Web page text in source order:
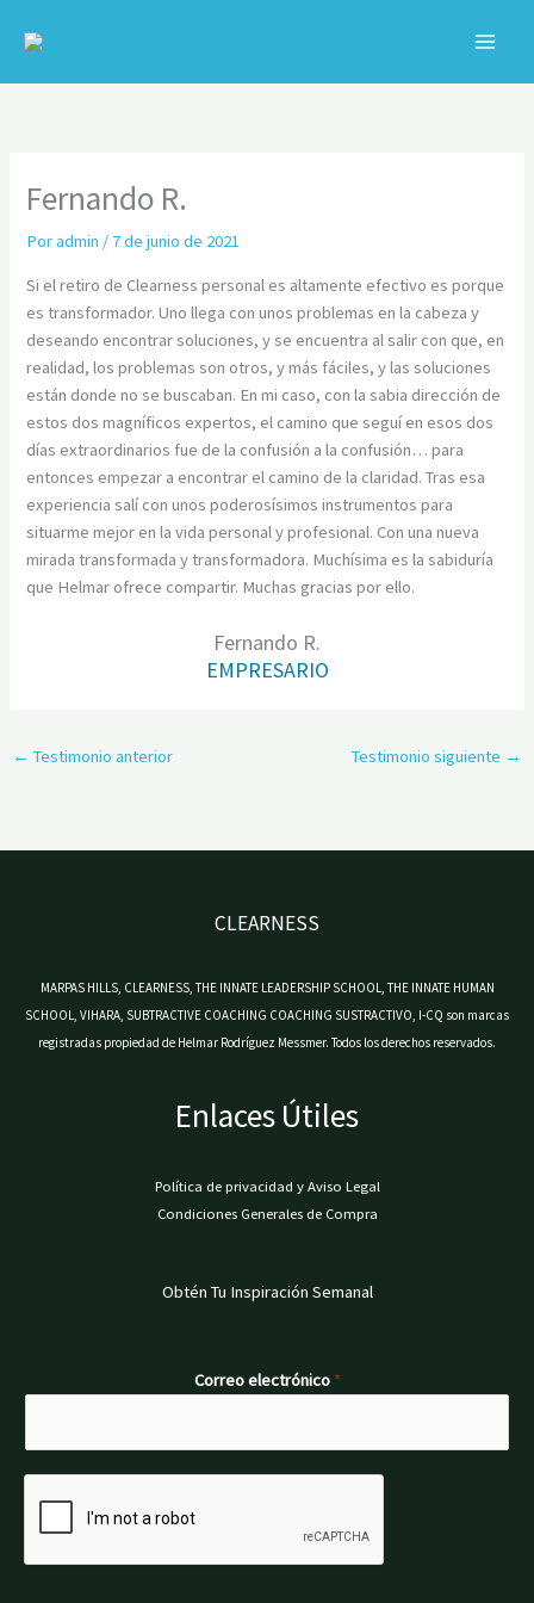
Fernando R.
Poradmin / 7 de junio de 2021
Si el retiro de Clearness personal es altamente efectivo es porque
es transformador. Uno llega con unos problemas en la cabeza y
deseando encontrar soluciones, y se encuentra al salir con que, en
realidad, los problemas son otros, y más fáciles, y las soluciones
están donde no se buscaban. En mi caso, con la sabia dirección de
estos dos magníficos expertos, el camino que seguí en esos dos
días extraordinarios fue de la confusión a la confusión… para
entonces empezar a encontrar el camino de la claridad. Tras esa
experiencia salí con unos poderosísimos instrumentos para
situarme mejor en la vida personal y profesional. Con una nueva
mirada transformada y transformadora. Muchísima es la sabiduría
que Helmar ofrece compartir. Muchas gracias por ello.
Fernando R.
EMPRESARIO
← Testimonio anterior Testimonio siguiente →
CLEARNESS
MARPAS HILLS, CLEARNESS, THE INNATE LEADERSHIP SCHOOL, THE INNATE HUMAN
SCHOOL, VIHARA, SUBTRACTIVE COACHING COACHING SUSTRACTIVO, I-CQ son marcas
registradas propiedad de Helmar Rodríguez Messmer. Todos los derechos reservados.
Enlaces Útiles
Política de privacidad y Aviso Legal
Condiciones Generales de Compra
Obtén Tu Inspiración Semanal
Correo electrónico *